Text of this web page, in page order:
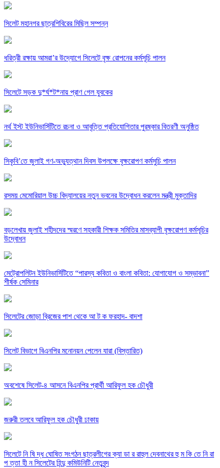
সিলেট মহানগর ছাত্রশিবিরের মিছিল সম্পন্ন
ধরিত্রী রক্ষায় আমরা’র উদ্যোগে সিলেটে বৃক্ষ রোপনের কর্মসূচি পালন
সিলেটে সড়ক দু*র্ঘ*ট*নায় প্রাণ গেল যুবকের
নর্থ ইস্ট ইউনিভার্সিটিতে রচনা ও আবৃত্তি প্রতিযোগিতার পুরষ্কার বিতরণী অনুষ্ঠিত
সিকৃবি’তে জুলাই গণ-অভ্যুত্থান দিবস উপলক্ষে বৃক্ষরোপণ কর্মসুচি পালন
রসময় মেমোরিয়াল উচ্চ বিদ্যালয়ের নতুন ভবনের উদ্বোধন করলেন মন্ত্রী মুক্তাদির
বড়লেখায় জুলাই শহীদদের স্মরণে সহকারী শিক্ষক সমিতির মাসব্যাপী বৃক্ষরোপণ কর্মসূচির
উদ্বোধন
মেট্রোপলিটন ইউনিভার্সিটিতে “পারস্য কবিতা ও বাংলা কবিতা: যোগাযোগ ও সম্ভাবনা”
শীর্ষক সেমিনার
সিলেটের জোড়া ব্রিজের পাশ থেকে আ ট ক ফরহাদ- বাদশা
সিলেট বিভাগে বিএনপির মনোনয়ন পেলেন যারা (বিস্তারিত)
অবশেষে সিলেট-৪ আসনে বিএনপির প্রার্থী আরিফুল হক চৌধুরী
জরুরী তলবে আরিফুল হক চৌধুরী ঢাকায়
সিলেটে নি ষি দ্ধ ঘোষিত সংগঠন ছাত্রলীগের ক্যা ডা র রাহুল দেবনাথের হু ম কি তে নি রা
প ত্তা হী ন সিলেটের হিন্দু কমিউনিটি নেতৃবৃন্দ